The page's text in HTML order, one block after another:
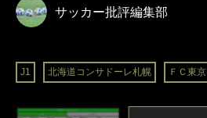
サッカー批評編集部
J1 北海道コンサドーレ札幌 ＦＣ東京